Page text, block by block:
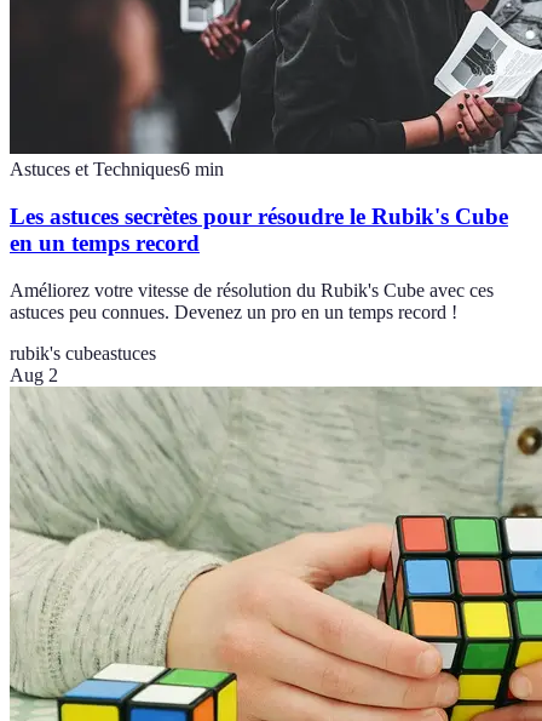
Astuces et Techniques6 min
Les astuces secrètes pour résoudre le Rubik's Cube
en un temps record
Améliorez votre vitesse de résolution du Rubik's Cube avec ces
astuces peu connues. Devenez un pro en un temps record !
rubik's cubeastuces
Aug 2